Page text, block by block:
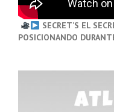
SECRET’S EL
POSICIONANDO